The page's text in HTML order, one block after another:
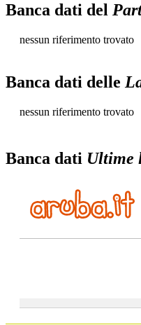
Banca dati del
nessun riferimento trovato
Banca dati delle
nessun riferimento trovato
Banca dati Ultime